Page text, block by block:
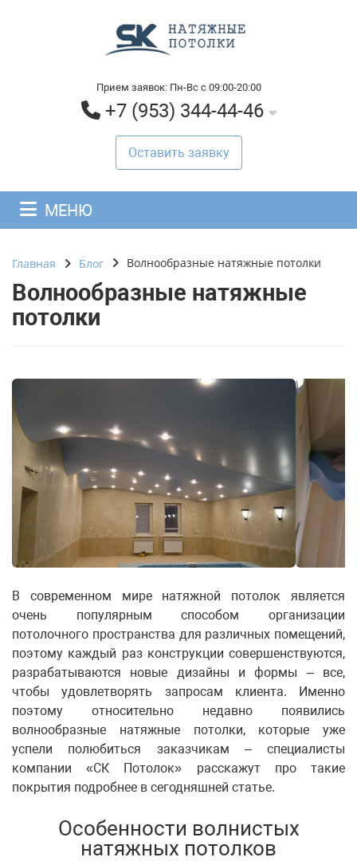
Прием заявок: Пн-Вс с 09:00-20:00
+7 (953) 344-44-46
Оставить заявку
МЕНЮ
Главная Блог Волнообразные натяжные потолки
Волнообразные натяжные
потолки
В современном мире натяжной потолок является
очень популярным способом организации
потолочного пространства для различных помещений,
поэтому каждый раз конструкции совершенствуются,
разрабатываются новые дизайны и формы – все,
чтобы удовлетворять запросам клиента. Именно
поэтому относительно недавно появились
волнообразные натяжные потолки, которые уже
успели полюбиться заказчикам – специалисты
компании «СК Потолок» расскажут про такие
покрытия подробнее в сегодняшней статье.
Особенности волнистых
натяжных потолков